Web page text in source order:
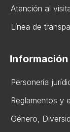
Atención al
Línea de
Personería
Reglamentos y
Gén​ero,